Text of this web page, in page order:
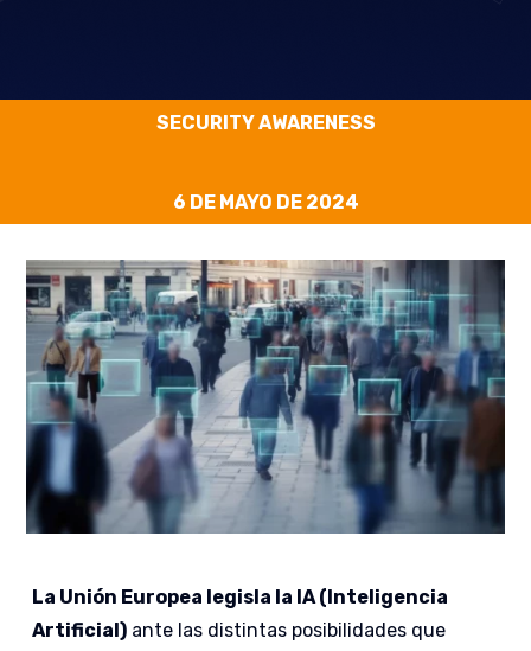
SECURITY AWARENESS
6 DE MAYO DE 2024
La Unión Europea legisla la IA (Inteligencia
Artificial) ante las distintas posibilidades que